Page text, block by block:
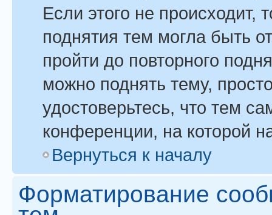
Если этого не происходит,
поднятия тем могла быть
пройти до повторного
можно поднять тему,
удостоверьтесь, что тем
конференции, на которой
Вернуться к началу
Форматирование